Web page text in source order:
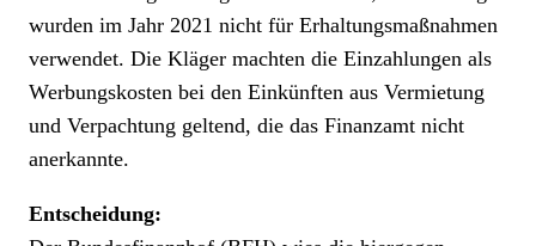
wurden im Jahr 2021 nicht für Erhaltungsmaßnahmen
verwendet. Die Kläger machten die Einzahlungen als
Werbungskosten bei den Einkünften aus Vermietung
und Verpachtung geltend, die das Finanzamt nicht
anerkannte.
Entscheidung: